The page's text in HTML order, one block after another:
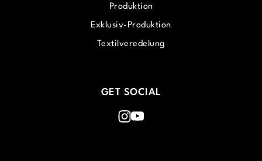
Produktion
Exklusiv-Produktion
Textilveredelung
GET SOCIAL
Instagram
Youtube